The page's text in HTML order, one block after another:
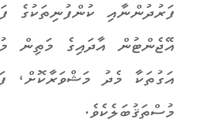
ފަރުދުންނާއި ކުންފުނިތަކުގެ
އޭޖެންޓުން އާދައިގެ މަތިން
އަގުތަކާ މެދު މަޝްވަރާކޮށް،
މުސްތަޤުބަލެކެވެ.